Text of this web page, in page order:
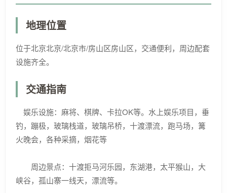
地理位置
位于北京北京/北京市/房山区房山区，交通便利，周边配套
设施齐全。
交通指南
娱乐设施：麻将、棋牌、卡拉OK等。水上娱乐项目，垂
钓，蹦极，玻璃栈道，玻璃吊桥，十渡漂流，跑马场，篝
火晚会，各种采摘，烟花等
周边景点：十渡拒马河乐园，东湖港，太平猴山，大
峡谷，孤山寨一线天，漂流等。